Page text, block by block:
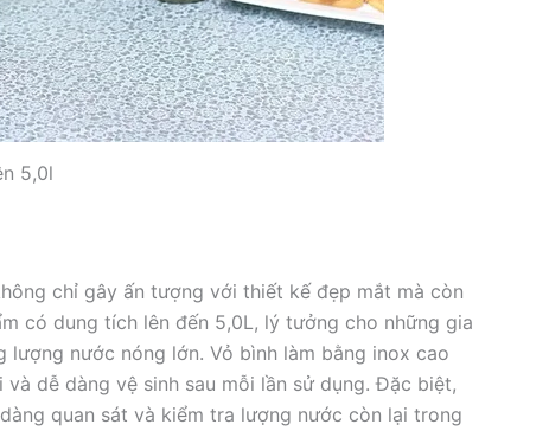
5,0l
chỉ gây ấn tượng với thiết kế đẹp mắt mà còn
có dung tích lên đến 5,0L, lý tưởng cho những gia
nước nóng lớn. Vỏ bình làm bằng inox cao
dễ dàng vệ sinh sau mỗi lần sử dụng. Đặc biệt,
quan sát và kiểm tra lượng nước còn lại trong